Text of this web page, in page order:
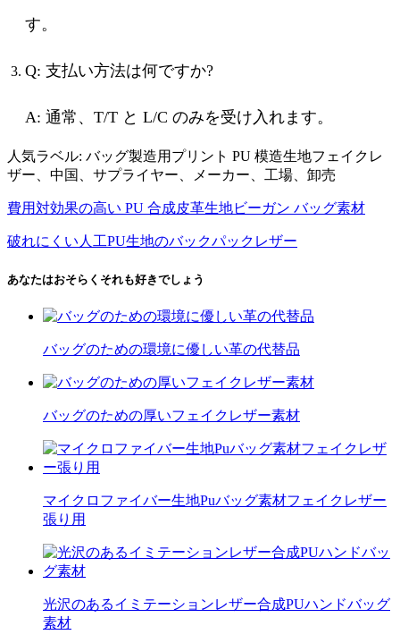
す。
Q: 支払い方法は何ですか?
A: 通常、T/T と L/C のみを受け入れます。
人気ラベル: バッグ製造用プリント PU 模造生地フェイクレ
ザー、中国、サプライヤー、メーカー、工場、卸売
費用対効果の高い PU 合成皮革生地ビーガン バッグ素材
破れにくい人工PU生地のバックパックレザー
あなたはおそらくそれも好きでしょう
バッグのための環境に優しい革の代替品
バッグのための厚いフェイクレザー素材
マイクロファイバー生地Puバッグ素材フェイクレザー
張り用
光沢のあるイミテーションレザー合成PUハンドバッグ
素材